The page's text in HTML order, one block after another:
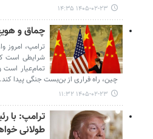
۱۴۰۵-۰۲-۲۳ ۱۴:۳۵
چماق و
ترامپ، امروز
شرایطی است
تمام‌عیار است
چین، راه فراری از بن‌بست جنگی پیدا کند.
۱۴۰۵-۰۲-۲۳ ۱۱:۳۲
ترامپ: با
طولانی